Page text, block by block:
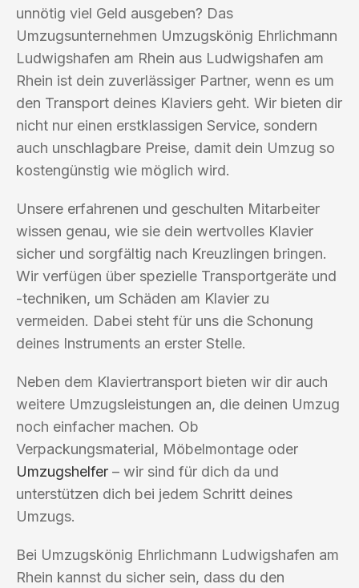
unnötig viel Geld ausgeben? Das
Umzugsunternehmen Umzugskönig Ehrlichmann
Ludwigshafen am Rhein aus Ludwigshafen am
Rhein ist dein zuverlässiger Partner, wenn es um
den Transport deines Klaviers geht. Wir bieten dir
nicht nur einen erstklassigen Service, sondern
auch unschlagbare Preise, damit dein Umzug so
kostengünstig wie möglich wird.
Unsere erfahrenen und geschulten Mitarbeiter
wissen genau, wie sie dein wertvolles Klavier
sicher und sorgfältig nach Kreuzlingen bringen.
Wir verfügen über spezielle Transportgeräte und
-techniken, um Schäden am Klavier zu
vermeiden. Dabei steht für uns die Schonung
deines Instruments an erster Stelle.
Neben dem Klaviertransport bieten wir dir auch
weitere Umzugsleistungen an, die deinen Umzug
noch einfacher machen. Ob
Verpackungsmaterial, Möbelmontage oder
Umzugshelfer – wir sind für dich da und
unterstützen dich bei jedem Schritt deines
Umzugs.
Bei Umzugskönig Ehrlichmann Ludwigshafen am
Rhein kannst du sicher sein, dass du den